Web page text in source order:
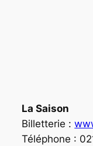
La Saison
Billetterie :
Téléphone :